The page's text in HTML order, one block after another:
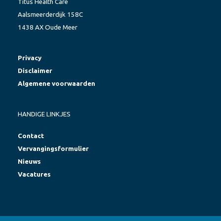
Titus Health Care
Aalsmeerderdijk 158C
1438 AX Oude Meer
Privacy
Disclaimer
Algemene voorwaarden
HANDIGE LINKJES
Contact
Vervangingsformulier
Nieuws
Vacatures